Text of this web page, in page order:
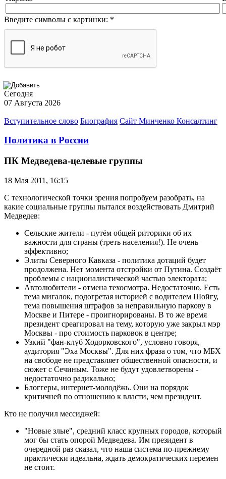
Введите символы с картинки: *
Сегодня
07 Августа 2026
Вступительное слово Биография Сайт Минченко Консалтинг
Политика в России
ПК Медведева-целевые группы
18 Мая 2011, 16:15
С технологической точки зрения попробуем разобрать, на
какие социальные группы пытался воздействовать Дмитрий
Медведев:
Сельские жители - путём общей риторики об их
важности для страны (треть населения!). Не очень
эффективно;
Элиты Северного Кавказа - политика дотаций будет
продолжена. Нет момента отстройки от Путина. Создаёт
проблемы с националистической частью электората;
Автолюбители - отмена техосмотра. Недостаточно. Есть
тема мигалок, подогретая историей с водителем Шойгу,
тема повышения штрафов за неправильную паркову в
Москве и Питере - проигнорированы. В то же время
президент среагировал на тему, которую уже закрыл мэр
Москвы - про стоимость парковок в центре;
Узкий "фан-клуб Ходорковского", условно говоря,
аудитория "Эха Москвы". Для них фраза о том, что МБХ
на свободе не представляет общественной опасности, и
сюжет с Сечиным. Тоже не будут удовлетворены -
недостаточно радикально;
Блоггеры, интернет-молодёжь. Они на порядок
критичней по отношению к власти, чем президент.
Кто не получил мессиджей:
"Новые злые", средний класс крупных городов, который
мог бы стать опорой Медведева. Им президент в
очередной раз сказал, что наша система по-прежнему
практически идеальна, ждать демократических перемен
не стоит.